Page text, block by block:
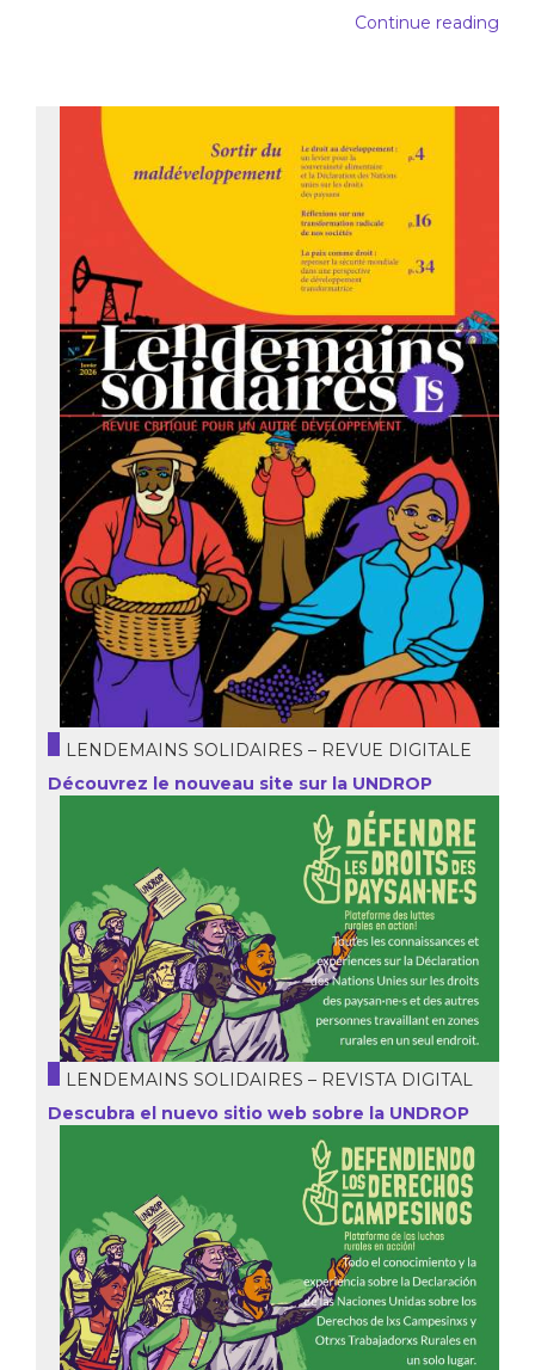
Continue reading
LENDEMAINS SOLIDAIRES – REVUE DIGITALE
Découvrez le nouveau site sur la UNDROP
LENDEMAINS SOLIDAIRES – REVISTA DIGITAL
Descubra el nuevo sitio web sobre la UNDROP